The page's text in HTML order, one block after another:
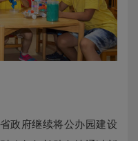
政府继续将公办园建设